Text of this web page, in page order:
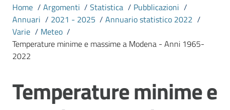
CIVICA
MONET
Novità
Home / Argomenti / Statistica / Pubblicazioni /
Annuari / 2021 - 2025 / Annuario statistico 2022 /
Varie / Meteo /
Temperature minime e massime a Modena - Anni 1965-
2022
Salta al contenuto
Temperature minime e